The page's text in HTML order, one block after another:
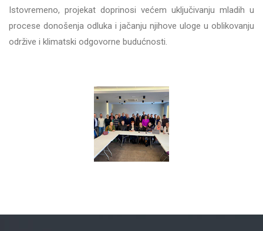
Istovremeno, projekat doprinosi većem uključivanju mladih u
procese donošenja odluka i jačanju njihove uloge u oblikovanju
održive i klimatski odgovorne budućnosti.